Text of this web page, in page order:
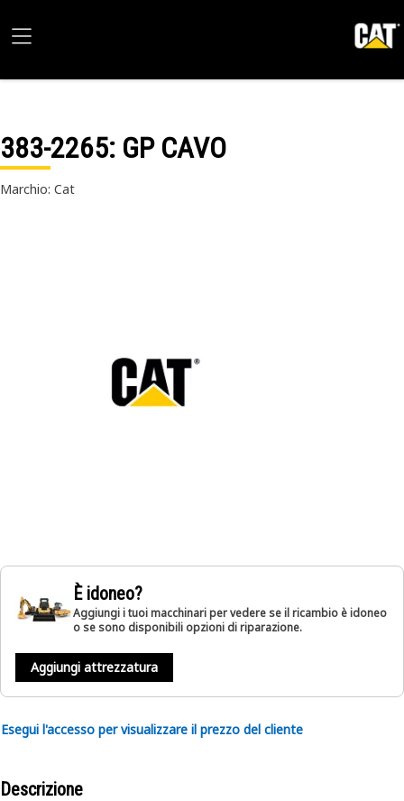
383-2265: GP CAVO
Marchio: Cat
È idoneo?
Aggiungi i tuoi macchinari per vedere se il ricambio è idoneo
o se sono disponibili opzioni di riparazione.
Aggiungi attrezzatura
Esegui l'accesso per visualizzare il prezzo del cliente
Descrizione